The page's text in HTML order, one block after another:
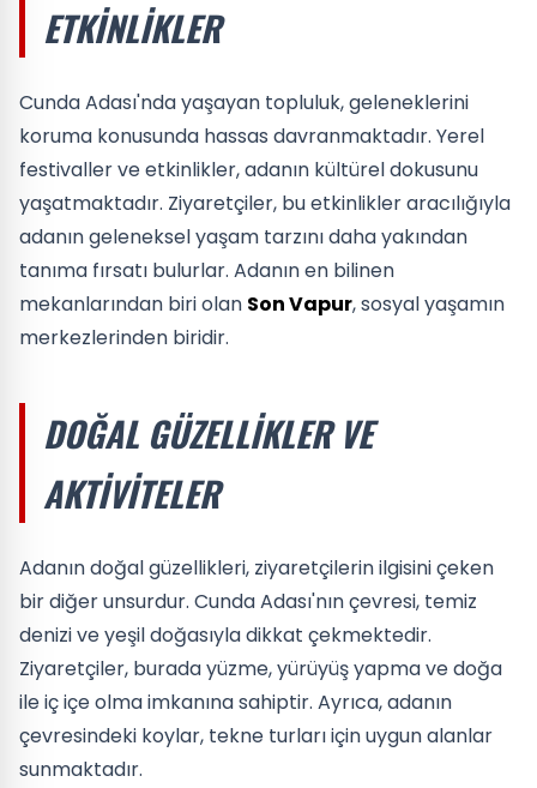
ETKINLIKLER
Cunda Adası'nda yaşayan topluluk, geleneklerini
koruma konusunda hassas davranmaktadır. Yerel
festivaller ve etkinlikler, adanın kültürel dokusunu
yaşatmaktadır. Ziyaretçiler, bu etkinlikler aracılığıyla
adanın geleneksel yaşam tarzını daha yakından
tanıma fırsatı bulurlar. Adanın en bilinen
mekanlarından biri olan Son Vapur, sosyal yaşamın
merkezlerinden biridir.
DOĞAL GÜZELLIKLER VE
AKTIVITELER
Adanın doğal güzellikleri, ziyaretçilerin ilgisini çeken
bir diğer unsurdur. Cunda Adası'nın çevresi, temiz
denizi ve yeşil doğasıyla dikkat çekmektedir.
Ziyaretçiler, burada yüzme, yürüyüş yapma ve doğa
ile iç içe olma imkanına sahiptir. Ayrıca, adanın
çevresindeki koylar, tekne turları için uygun alanlar
sunmaktadır.